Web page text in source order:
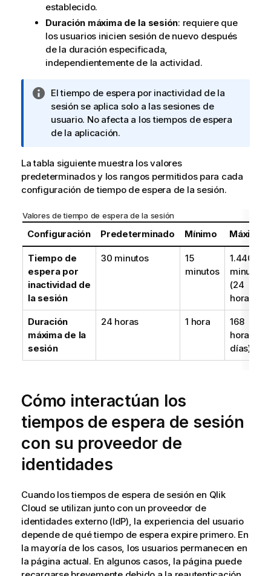
establecido.
Duración máxima de la sesión: requiere que
los usuarios inicien sesión de nuevo después
de la duración especificada,
independientemente de la actividad.
N
o
t
a
n
f
o
m
a
t
v
a
El tiempo de espera por inactividad de la
sesión se aplica solo a las sesiones de
usuario. No afecta a los tiempos de espera
de la aplicación.
La tabla siguiente muestra los valores
predeterminados y los rangos permitidos para cada
configuración de tiempo de espera de la sesión.
Valores de tiempo de espera de la sesión
Configuración Predeterminado Mínimo Máximo
Tiempo de
espera por
inactividad de
la sesión
30 minutos
15
minutos
1.440
minutos
(24
horas)
Duración
máxima de la
sesión
24 horas 1 hora
168
horas (7
días)
Cómo interactúan los
tiempos de espera de sesión
con su proveedor de
identidades
Cuando los tiempos de espera de sesión en Qlik
Cloud se utilizan junto con un proveedor de
identidades externo (IdP), la experiencia del usuario
depende de qué tiempo de espera expire primero. En
la mayoría de los casos, los usuarios permanecen en
la página actual. En algunos casos, la página puede